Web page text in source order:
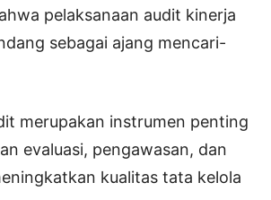
pelaksanaan audit kinerja
sebagai ajang mencari-
merupakan instrumen penting
evaluasi, pengawasan, dan
kualitas tata kelola